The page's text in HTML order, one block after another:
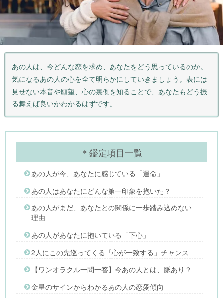
あの人は、今どんな恋を求め、あなたをどう思っているのか。
気になるあの人の心を全て明らかにしていきましょう。表には
見せない本音や願望、心の裏側を知ることで、あなたもどう振
る舞えば良いかわかるはずです。
＊鑑定項目一覧
あの人が今、あなたに感じている「運命」
あの人はあなたにどんな第一印象を抱いた？
あの人がまだ、あなたとの関係に一歩踏み込めない
理由
あの人があなたに抱いている「下心」
2人にこの先巡ってくる「心が一致する」チャンス
【ワンオラクル一問一答】今あの人とは、脈あり？
金星のサインからわかるあの人の恋愛傾向